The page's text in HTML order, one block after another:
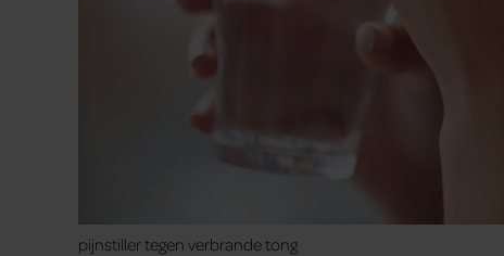
pijnstiller tegen verbrande tong